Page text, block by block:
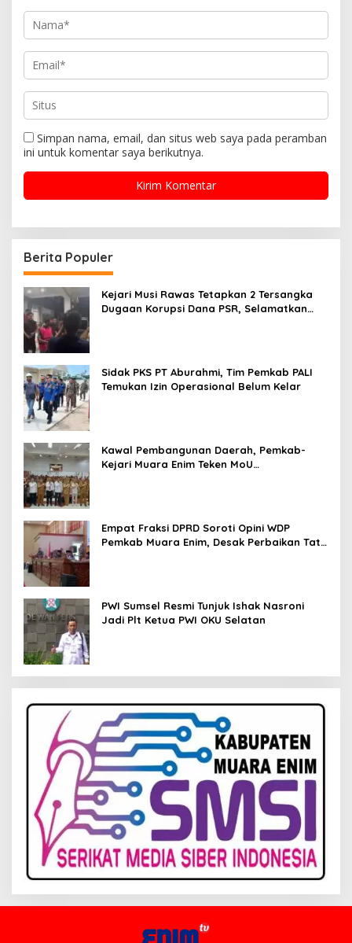
Simpan nama, email, dan situs web saya pada peramban
ini untuk komentar saya berikutnya.
Berita Populer
Kejari Musi Rawas Tetapkan 2 Tersangka
Dugaan Korupsi Dana PSR, Selamatkan
Sidak PKS PT Aburahmi, Tim Pemkab PALI
Temukan Izin Operasional Belum Kelar
Kawal Pembangunan Daerah, Pemkab-
Kejari Muara Enim Teken MoU
Empat Fraksi DPRD Soroti Opini WDP
Pemkab Muara Enim, Desak Perbaikan Tata
PWI Sumsel Resmi Tunjuk Ishak Nasroni
Jadi Plt Ketua PWI OKU Selatan